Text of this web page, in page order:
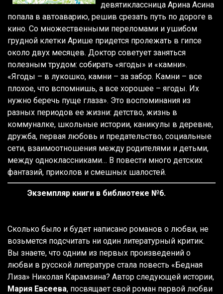
девятиклассница Арина Асина
попала в автоаварию, решив срезать путь по дороге в
кино. Со множественными переломами и ушибом
грудной клетки Арише придется пролежать в гипсе
около двух месяцев. Доктор советует заняться
полезным трудом: собирать «ягоды» и «камни».
«Ягоды – в лукошко, камни – за забор. Камни – все
плохое, что вспомнишь, а все хорошее – ягоды. Их
нужно беречь пуще глаза». Это воспоминания из
разных периодов ее жизни: детство, жизнь в
коммуналке, школьные истории, каникулы в деревне,
дружба, первая любовь и предательство, социальные
сети, взаимоотношения между родителями и детьми,
между одноклассниками… В повести много детских
фантазий, приколов и смешных шалостей.
Экземпляр книги в библиотеке №6.
Сколько было и будет написано романов о любви, не
возьмется подсчитать ни один литературный критик.
Вы знаете, что одним из первых произведений о
любви в русской литературе стала повесть «Бедная
Лиза» Николая Карамзина? Автор следующей истории,
Мария Евсеева, посвящает свой роман первой любви